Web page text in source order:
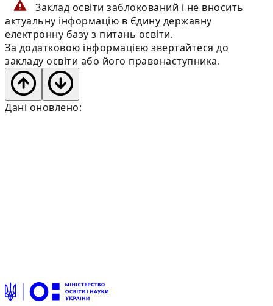
Заклад освіти заблокований і не вносить
актуальну інформацію в Єдину державну
електронну базу з питань освіти.
За додатковою інформацією звертайтеся до
закладу освіти або його правонаступника.
Дані оновлено: